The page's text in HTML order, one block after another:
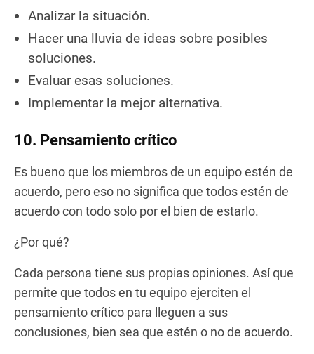
Analizar la situación.
Hacer una lluvia de ideas sobre posibles
soluciones.
Evaluar esas soluciones.
Implementar la mejor alternativa.
10. Pensamiento crítico
Es bueno que los miembros de un equipo estén de
acuerdo, pero eso no significa que todos estén de
acuerdo con todo solo por el bien de estarlo.
¿Por qué?
Cada persona tiene sus propias opiniones. Así que
permite que todos en tu equipo ejerciten el
pensamiento crítico para lleguen a sus
conclusiones, bien sea que estén o no de acuerdo.